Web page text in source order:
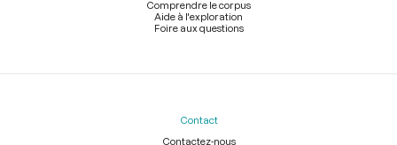
Comprendre le corpus
Aide à l'exploration
Foire aux questions
Contact
Contactez-nous